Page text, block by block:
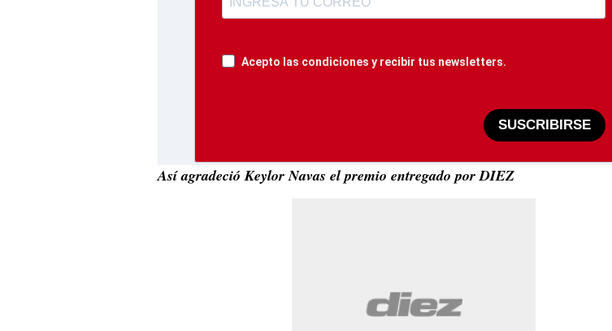
Acepto las condiciones y recibir tus newsletters.
SUSCRIBIRSE
Así agradeció Keylor Navas el premio entregado por DIEZ